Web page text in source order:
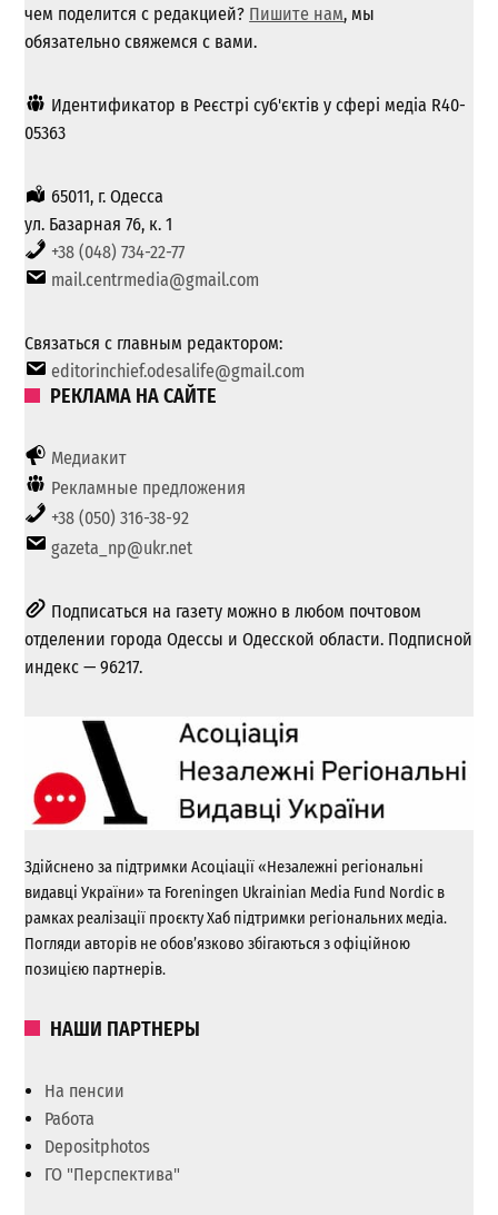
чем поделится с редакцией? Пишите нам, мы
обязательно свяжемся с вами.
Идентификатор в Реєстрі суб'єктів у сфері медіа R40-
05363
65011, г. Одесса
ул. Базарная 76, к. 1
+38 (048) 734-22-77
mail.centrmedia@gmail.com
Связаться с главным редактором:
editorinchief.odesalife@gmail.com
РЕКЛАМА НА САЙТЕ
Медиакит
Рекламные предложения
+38 (050) 316-38-92
gazeta_np@ukr.net
Подписаться на газету можно в любом почтовом
отделении города Одессы и Одесской области. Подписной
индекс — 96217.
Здійснено за підтримки Асоціації «Незалежні регіональні
видавці України» та Foreningen Ukrainian Media Fund Nordic в
рамках реалізації проєкту Хаб підтримки регіональних медіа.
Погляди авторів не обов’язково збігаються з офіційною
позицією партнерів.
НАШИ ПАРТНЕРЫ
На пенсии
Работа
Depositphotos
ГО "Перспектива"